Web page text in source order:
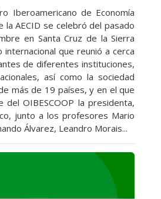
Iberoamericano de Economía
la AECID se celebró del pasado
en Santa Cruz de la Sierra
internacional que reunió a cerca
de diferentes instituciones,
así como la sociedad
más de 19 países, y en el que
OIBESCOOP la presidenta,
junto a los profesores Mario
Álvarez, Leandro Morais...